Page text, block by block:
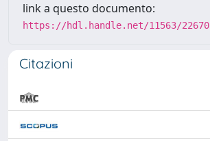
link a questo documento:
https://hdl.handle.net/11563/22670
Citazioni